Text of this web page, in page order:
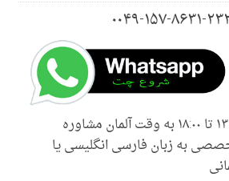
۱۵۷-۸۶۳۱-۲۳۲۳
۱۳:۰۰ تا ۱۸:۰۰ به وقت آلمان مشاوره
به زبان فارسی انگلیسی یا